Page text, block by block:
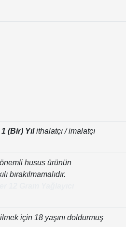
1 (Bir) Yılithalatçı / imalatçı
husus ürünün
bırakılmamalıdır.
için 18 yaşını doldurmuş